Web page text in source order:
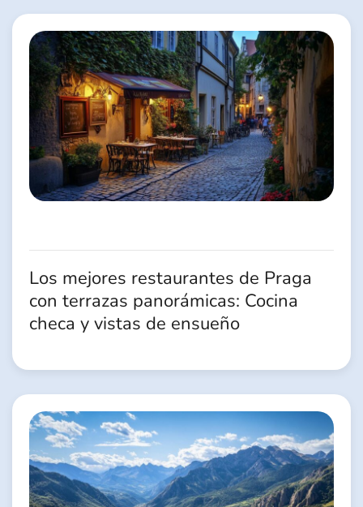
Los mejores restaurantes de Praga
con terrazas panorámicas: Cocina
checa y vistas de ensueño